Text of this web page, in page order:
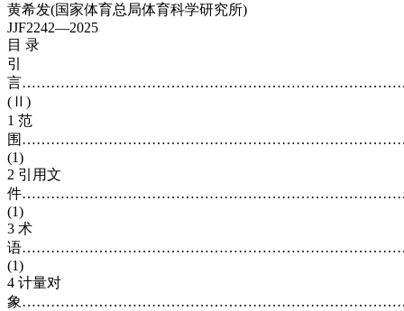
黄希发(国家体育总局体育科学研究所)
JJF2242—2025
目 录
引
言
(Ⅱ)
1 范
围
(1)
2 引用文
件
(1)
3 术
语
(1)
4 计量对
象